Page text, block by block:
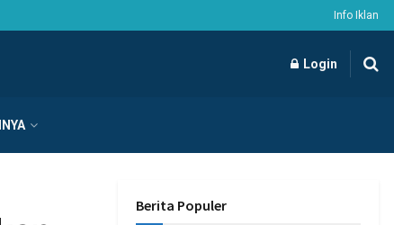
Info Iklan
Login
Berita Populer